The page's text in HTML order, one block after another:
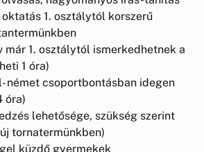
1. osztálytól korszerű
már 1. osztálytól ismerkedhetnek a
1 óra)
német csoportbontásban idegen
óra)
lehetősége, szükség szerint
tornatermünkben)
küzdő gyermekek